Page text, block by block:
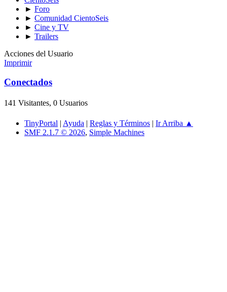
► Foro
► Comunidad CientoSeis
► Cine y TV
► Trailers
Acciones del Usuario
Imprimir
Conectados
141 Visitantes, 0 Usuarios
TinyPortal | Ayuda | Reglas y Términos | Ir Arriba ▲
SMF 2.1.7 © 2026, Simple Machines